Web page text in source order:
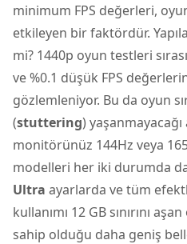
minimum FPS değerleri,
etkileyen bir faktördür.
mi? 1440p oyun testleri
ve %0.1 düşük FPS
gözlemleniyor. Bu da oyun
(stuttering)
monitörünüz 144Hz veya
modelleri her iki durumda
Ultra ayarlarda ve tüm
kullanımı 12 GB sınırını
sahip olduğu daha geniş